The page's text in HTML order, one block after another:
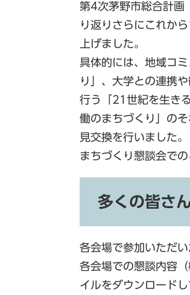
第4次茅野市総合計画
り返りさらにこれか
上げました。
具体的には、地域コ
り」、大学との連携
行う「21世紀を生き
働のまちづくり」の
見交換を行いました。
まちづくり懇談会で
多くの皆さ
各会場で参加いただ
各会場での懇談内容
イルをダウンロードし